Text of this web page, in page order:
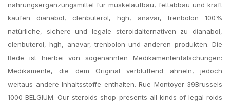
nahrungsergänzungsmittel für muskelaufbau, fettabbau und kraft
kaufen dianabol, clenbuterol, hgh, anavar, trenbolon 100%
natürliche, sichere und legale steroidalternativen zu dianabol,
clenbuterol, hgh, anavar, trenbolon und anderen produkten. Die
Rede ist hierbei von sogenannten Medikamentenfälschungen:
Medikamente, die dem Original verblüffend ähneln, jedoch
weitaus andere Inhaltsstoffe enthalten. Rue Montoyer 39Brussels
1000 BELGIUM. Our steroids shop presents all kinds of legal roids